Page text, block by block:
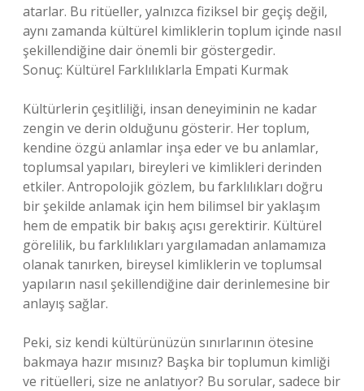
atarlar. Bu ritüeller, yalnızca fiziksel bir geçiş değil,
aynı zamanda kültürel kimliklerin toplum içinde nasıl
şekillendiğine dair önemli bir göstergedir.
Sonuç: Kültürel Farklılıklarla Empati Kurmak
Kültürlerin çeşitliliği, insan deneyiminin ne kadar
zengin ve derin olduğunu gösterir. Her toplum,
kendine özgü anlamlar inşa eder ve bu anlamlar,
toplumsal yapıları, bireyleri ve kimlikleri derinden
etkiler. Antropolojik gözlem, bu farklılıkları doğru
bir şekilde anlamak için hem bilimsel bir yaklaşım
hem de empatik bir bakış açısı gerektirir. Kültürel
görelilik, bu farklılıkları yargılamadan anlamamıza
olanak tanırken, bireysel kimliklerin ve toplumsal
yapıların nasıl şekillendiğine dair derinlemesine bir
anlayış sağlar.
Peki, siz kendi kültürünüzün sınırlarının ötesine
bakmaya hazır mısınız? Başka bir toplumun kimliği
ve ritüelleri, size ne anlatıyor? Bu sorular, sadece bir